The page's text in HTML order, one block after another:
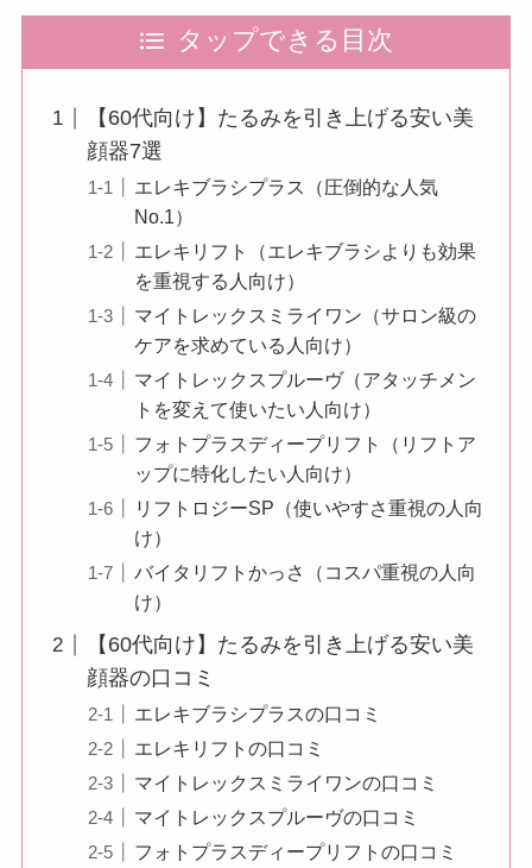
タップできる目次
【60代向け】たるみを引き上げる安い美
顔器7選
エレキブラシプラス（圧倒的な人気
No.1）
エレキリフト（エレキブラシよりも効果
を重視する人向け）
マイトレックスミライワン（サロン級の
ケアを求めている人向け）
マイトレックスプルーヴ（アタッチメン
トを変えて使いたい人向け）
フォトプラスディープリフト（リフトア
ップに特化したい人向け）
リフトロジーSP（使いやすさ重視の人向
け）
バイタリフトかっさ（コスパ重視の人向
け）
【60代向け】たるみを引き上げる安い美
顔器の口コミ
エレキブラシプラスの口コミ
エレキリフトの口コミ
マイトレックスミライワンの口コミ
マイトレックスプルーヴの口コミ
フォトプラスディープリフトの口コミ